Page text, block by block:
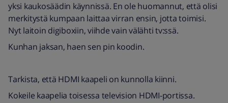
yksi kaukosäädin käynnissä. En ole huomannut, että olisi
merkitystä kumpaan laittaa virran ensin, jotta toimisi.
Nyt laitoin digiboxiin, viihde vain välähti tv:ssä.
Kunhan jaksan, haen sen pin koodin.
Tarkista, että HDMI kaapeli on kunnolla kiinni.
Kokeile kaapelia toisessa television HDMI-portissa.